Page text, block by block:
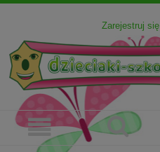
Zarejestruj się